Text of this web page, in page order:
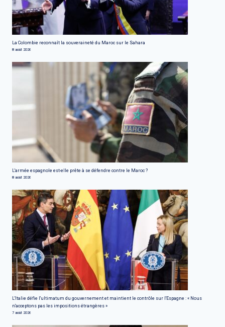
La Colombie reconnaît la souveraineté du Maroc sur le Sahara
8 août 2026
L'armée espagnole est-elle prête à se défendre contre le Maroc ?
8 août 2026
L'Italie défie l'ultimatum du gouvernement et maintient le contrôle sur l'Espagne : « Nous
n'acceptons pas les impositions étrangères »
7 août 2026